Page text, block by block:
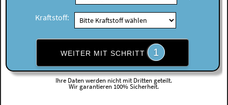
Kraftstoff:
WEITER MIT SCHRITT 1
Ihre Daten werden nicht mit Dritten geteilt.
Wir garantieren 100% Sicherheit.